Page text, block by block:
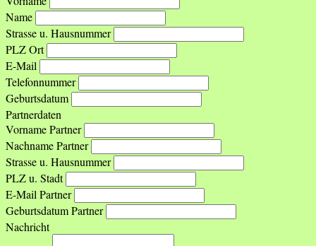
Name
Strasse u. Hausnummer
PLZ Ort
E-Mail
Telefonnummer
Geburtsdatum
Partnerdaten
Vorname Partner
Nachname Partner
Strasse u. Hausnummer
PLZ u. Stadt
E-Mail Partner
Geburtsdatum Partner
Nachricht